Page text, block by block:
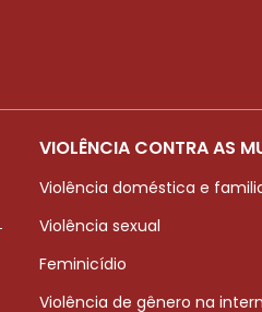
VIOLÊNCIA CONTRA AS
Violência doméstica e
Violência sexual
Feminicídio
Violência de gênero na